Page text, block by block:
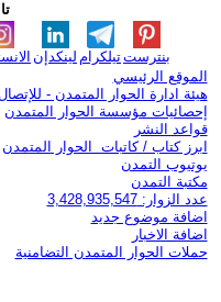
لينكدإن تيلكرامبنترست
الموقع الرئيسي
هيئة ادارة الحوار المتمدن - للإتصال
إحصائيات مؤسسة الحوار المتمدن
قواعد النشر
ابرز كتاب / كاتبات الحوار المتمدن
يوتيوب التمدن
مكتبة التمدن
عدد الزوار: 3,428,935,547
اضافة موضوع جديد
اضافة الاخبار
حملات الحوار المتمدن التضامنية